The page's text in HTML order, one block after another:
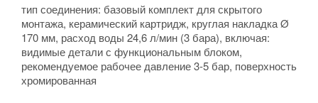
тип соединения: базовый комплект для скрытого
монтажа, керамический картридж, круглая накладка Ø
170 мм, расход воды 24,6 л/мин (3 бара), включая:
видимые детали с функциональным блоком,
рекомендуемое рабочее давление 3-5 бар, поверхность
хромированная